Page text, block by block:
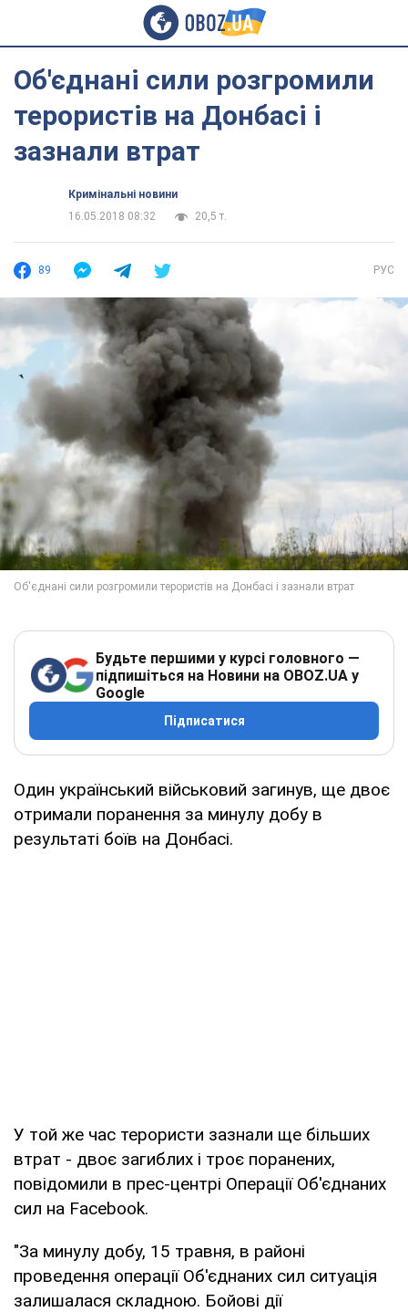
Об'єднані сили розгромили
терористів на Донбасі і
зазнали втрат
Кримінальні новини
16.05.2018 08:32
20,5 т.
89 РУС
Будьте першими у курсі головного —
підпишіться на Новини на OBOZ.UA у
Google
Підписатися
Один український військовий загинув, ще двоє
отримали поранення за минулу добу в
результаті боїв на Донбасі.
У той же час терористи зазнали ще більших
втрат - двоє загиблих і троє поранених,
повідомили в прес-центрі Операції Об'єднаних
сил на Facebook.
"За минулу добу, 15 травня, в районі
проведення операції Об'єднаних сил ситуація
залишалася складною. Бойові дії